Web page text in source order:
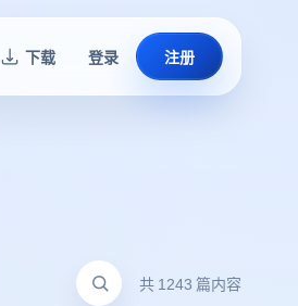
下载 登录 注册
共 1243 篇内容